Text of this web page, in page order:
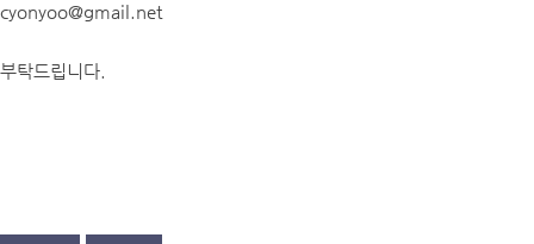
cyonyoo@gmail.net
부탁드립니다.